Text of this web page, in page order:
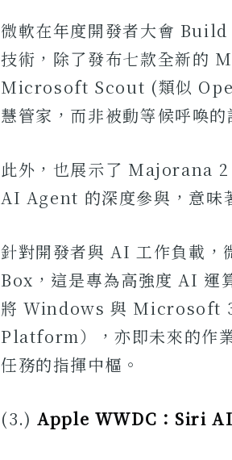
微軟在年度開發者大會
技術，除了發布七款全新的
Microsoft Scout (類似
慧管家，而非被動等候呼喚的
此外，也展示了 Majorana 2
AI Agent 的深度參與，意味
針對開發者與 AI 工作負載
Box，這是專為高強度 AI 運
將 Windows 與 Microsoft
Platform），亦即未來的作
任務的指揮中樞。
(3.)Apple WWDC：Siri AI